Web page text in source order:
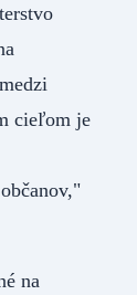
cieľom je
na